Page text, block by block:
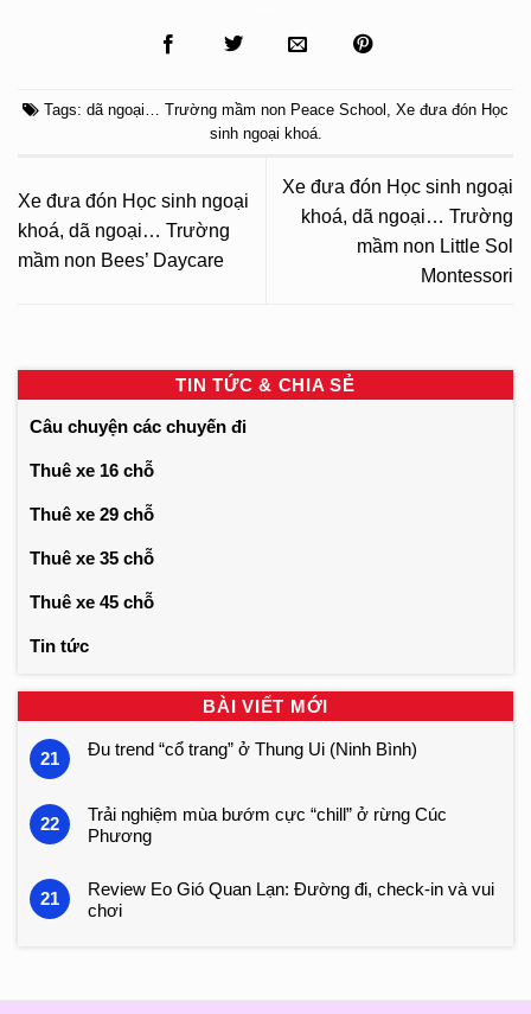
Tags: dã ngoại… Trường mầm non Peace School Xe đưa đón Học
sinh ngoại khoá.
Xe đưa đón Học sinh ngoại
khoá, dã ngoại… Trường
mầm non Bees’ Daycare
Xe đưa đón Học sinh ngoại
khoá, dã ngoại… Trường
mầm non Little Sol
Montessori
TIN TỨC & CHIA SẺ
Câu chuyện các chuyến đi
Thuê xe 16 chỗ
Thuê xe 29 chỗ
Thuê xe 35 chỗ
Thuê xe 45 chỗ
Tin tức
BÀI VIẾT MỚI
21 Đu trend “cổ trang” ở Thung Ui (Ninh Bình)
22
Trải nghiệm mùa bướm cực “chill” ở rừng Cúc
Phương
21
Review Eo Gió Quan Lạn: Đường đi, check-in và vui
chơi